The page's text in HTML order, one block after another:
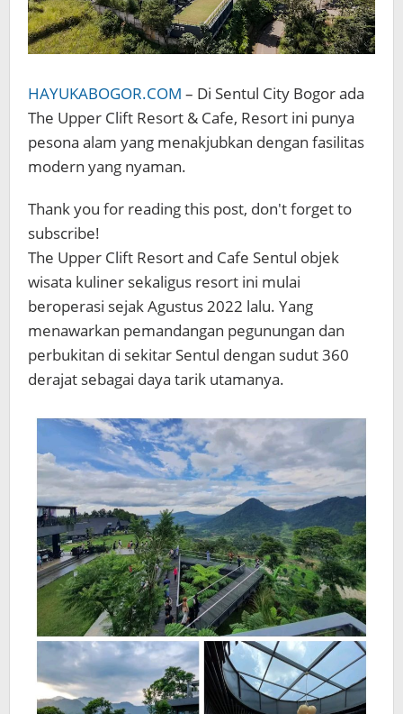
HAYUKABOGOR.COM – Di Sentul City Bogor ada
The Upper Clift Resort & Cafe, Resort ini punya
pesona alam yang menakjubkan dengan fasilitas
modern yang nyaman.
Thank you for reading this post, don't forget to
subscribe!
The Upper Clift Resort and Cafe Sentul objek
wisata kuliner sekaligus resort ini mulai
beroperasi sejak Agustus 2022 lalu. Yang
menawarkan pemandangan pegunungan dan
perbukitan di sekitar Sentul dengan sudut 360
derajat sebagai daya tarik utamanya.